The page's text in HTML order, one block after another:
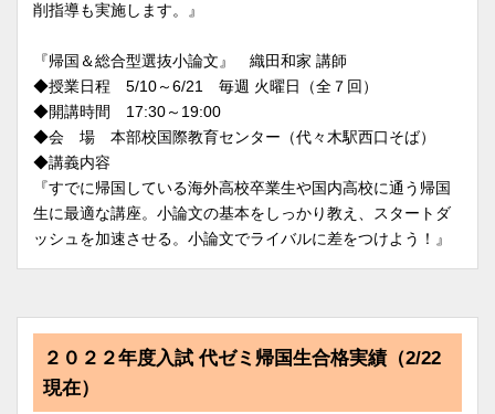
削指導も実施します。』
『帰国＆総合型選抜小論文』 織田和家 講師
◆授業日程 5/10～6/21 毎週 火曜日（全７回）
◆開講時間 17:30～19:00
◆会 場 本部校国際教育センター（代々木駅西口そば）
◆講義内容
『すでに帰国している海外高校卒業生や国内高校に通う帰国
生に最適な講座。小論文の基本をしっかり教え、スタートダ
ッシュを加速させる。小論文でライバルに差をつけよう！』
２０２２年度入試 代ゼミ帰国生合格実績（2/22
現在）